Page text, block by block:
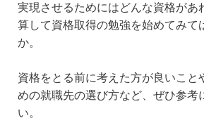
実現させるためにはどんな資格があ
算して資格取得の勉強を始めてみて
か。
資格をとる前に考えた方が良いこと
めの就職先の選び方など、ぜひ参考
い。